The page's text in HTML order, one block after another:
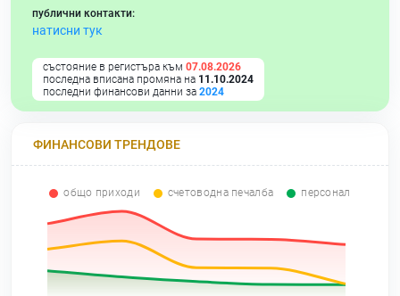
публични контакти:
натисни тук
състояние в регистъра към 07.08.2026
последна вписана промяна на 11.10.2024
последни финансови данни за 2024
ФИНАНСОВИ ТРЕНДОВЕ
общо приходи счетоводна печалба персонал